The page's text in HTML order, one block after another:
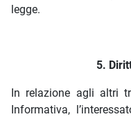
legge.
5.
In relazione agli altri
Informativa,